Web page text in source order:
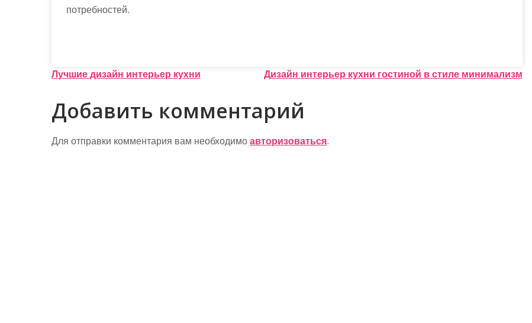
потребностей.
Н
а
в
и
Лучшие дизайн интерьер кухни Дизайн интерьер кухни гостиной в стиле минимализм
Добавить комментарий
Для отправки комментария вам необходимо авторизоваться.